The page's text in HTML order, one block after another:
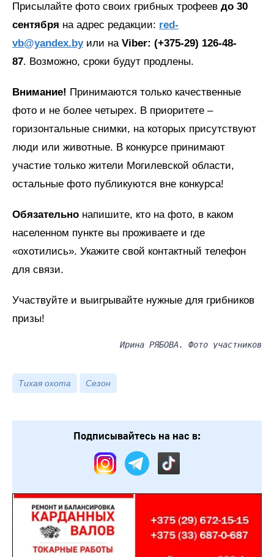
Присылайте фото своих грибных трофеев до 30
сентября на адрес редакции: red-
vb@yandex.byили на Viber: (+375-29) 126-48-
87. Возможно, сроки будут продлены.
Внимание! Принимаются только качественные
фото и не более четырех. В приоритете –
горизонтальные снимки, на которых присутствуют
люди или животные. В конкурсе принимают
участие только жители Могилевской области,
остальные фото публикуются вне конкурса!
Обязательно напишите, кто на фото, в каком
населенном пункте вы проживаете и где
«охотились». Укажите свой контактный телефон
для связи.
Участвуйте и выигрывайте нужные для грибников
призы!
Ирина РЯБОВА. Фото участников
Тихая охота Сезон
Подписывайтесь на нас в: